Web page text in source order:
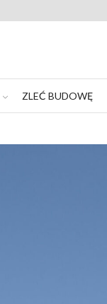
ZLEĆ BUDOWĘ